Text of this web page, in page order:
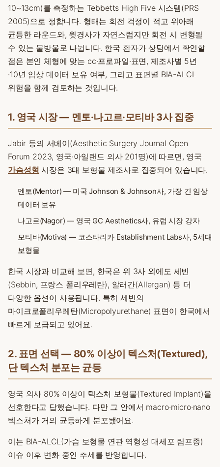
10~13cm)를 측정하는 Tebbetts High Five 시스템(PRS
2005)으로 정합니다. 형태는 회전 걱정이 적고 위아래
균등한 라운드와, 윗경사가 자연스럽지만 회전 시 변형될
수 있는 물방울로 나뉩니다. 한국 환자가 상담에서 확인할
점은 본인 체형에 맞는 cc·프로파일·표면, 제조사별 5년
·10년 임상 데이터 보유 여부, 그리고 표면별 BIA-ALCL
위험을 함께 검토하는 것입니다.
1. 영국 시장 — 멘토·나고르·모티바 3사 집중
Jabir 등의 서베이(Aesthetic Surgery Journal Open
Forum 2023, 영국·아일랜드 의사 201명)에 따르면, 영국
가슴성형 시장은 3대 보형물 제조사로 집중되어 있습니다.
멘토(Mentor) — 미국 Johnson & Johnson사, 가장 긴 임상
데이터 보유
나고르(Nagor) — 영국 GC Aesthetics사, 유럽 시장 강자
모티바(Motiva) — 코스타리카 Establishment Labs사, 5세대
보형물
한국 시장과 비교해 보면, 한국은 위 3사 외에도 세빈
(Sebbin, 프랑스 폴리우레탄), 알러간(Allergan) 등 더
다양한 옵션이 사용됩니다. 특히 세빈의
마이크로폴리우레탄(Micropolyurethane) 표면이 한국에서
빠르게 보급되고 있어요.
2. 표면 선택 — 80% 이상이 텍스처(Textured),
단 텍스처 분포는 균등
영국 의사 80% 이상이 텍스처 보형물(Textured Implant)을
선호한다고 답했습니다. 다만 그 안에서 macro·micro·nano
텍스처가 거의 균등하게 분포됐어요.
이는 BIA-ALCL(가슴 보형물 연관 역형성 대세포 림프종)
이슈 이후 변화 중인 추세를 반영합니다.